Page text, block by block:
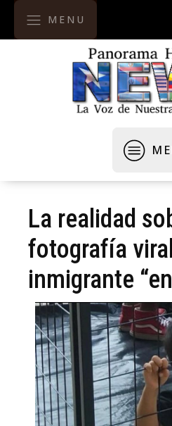
MENU
La realidad
fotografía
inmigrante